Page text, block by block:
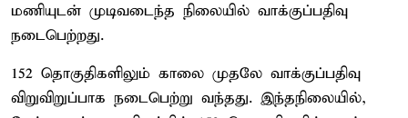
மணியுடன் முடிவடைந்த நிலையில் வாக்குப்பதிவு
நடைபெற்றது.
152 தொகுதிகளிலும் காலை முதலே வாக்குப்பதிவு
விறுவிறுப்பாக நடைபெற்று வந்தது. இந்தநிலையில்,